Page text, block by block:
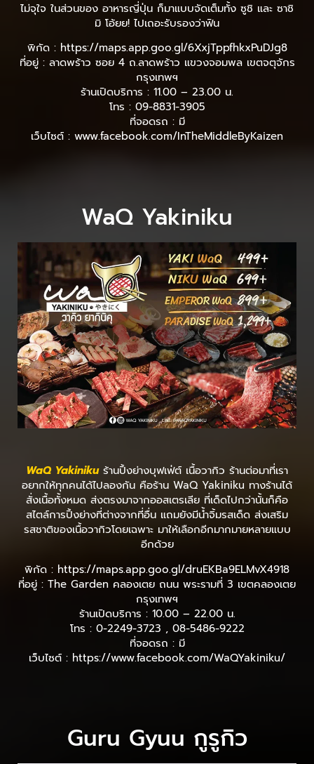
ไม่จุใจ ในส่วนของ อาหารญี่ปุ่น ก็มาแบบจัดเต็มทั้ง ซูชิ และ ซาชิ
มิ โอ้ยย! ไปเถอะรับรองว่าฟิน
พิกัด : https://maps.app.goo.gl/6XxjTppfhkxPuDJg8
ที่อยู่ : ลาดพร้าว ซอย 4 ถ.ลาดพร้าว แขวงจอมพล เขตจตุจักร
กรุงเทพฯ
ร้านเปิดบริการ : 11.00 – 23.00 น.
โทร : 09-8831-3905
ที่จอดรถ : มี
เว็บไซต์ : www.facebook.com/InTheMiddleByKaizen
WaQ Yakiniku
WaQ Yakinikuร้านปิ้งย่างบุฟเฟ่ต์ เนื้อวากิว ร้านต่อมาที่เรา
อยากให้ทุกคนได้ไปลองกัน คือร้าน WaQ Yakiniku ทางร้านได้
สั่งเนื้อทั้งหมด ส่งตรงมาจากออสเตรเลีย ที่เด็ดไปกว่านั้นก็คือ
สไตล์การปิ้งย่างที่ต่างจากที่อื่น แถมยังมีน้ำจิ้มรสเด็ด ส่งเสริม
รสชาติของเนื้อวากิวโดยเฉพาะ มาให้เลือกอีกมากมายหลายแบบ
อีกด้วย
พิกัด : https://maps.app.goo.gl/druEKBa9ELMvX4918
ที่อยู่ : The Garden คลองเตย ถนน พระรามที่ 3 เขตคลองเตย
กรุงเทพฯ
ร้านเปิดบริการ : 10.00 – 22.00 น.
โทร : 0-2249-3723 , 08-5486-9222
ที่จอดรถ : มี
เว็บไซต์ : https://www.facebook.com/WaQYakiniku/
Guru Gyuu กูรูกิว